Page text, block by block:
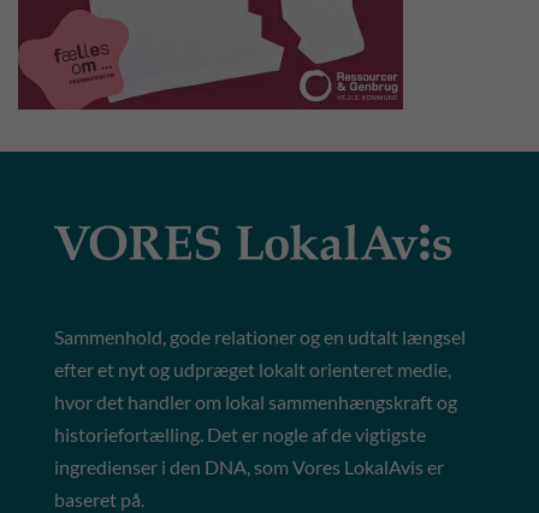
Sammenhold, gode relationer og en udtalt længsel
efter et nyt og udpræget lokalt orienteret medie,
hvor det handler om lokal sammenhængskraft og
historiefortælling. Det er nogle af de vigtigste
ingredienser i den DNA, som Vores LokalAvis er
baseret på.